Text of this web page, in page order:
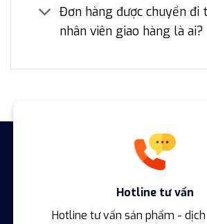
Đơn hàng được chuyển đi
nhân viên giao hàng là ai?
Hotline tư vấn
Hotline tư vấn sản phẩm -